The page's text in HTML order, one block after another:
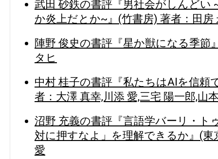
武田 砂鉄の書評『男社会がしんどい
か炎上だとか~』(竹書房) 著者：田房
陣野 俊史の書評『星か獣になる季節
タヒ
中村 桂子の書評『私たちはAIを信頼
者：大澤 真幸,川添 愛,三宅 陽一郎,山
沼野 充義の書評『言語学バーリ・ト
対に押すなよ」を理解できるか』(東
愛